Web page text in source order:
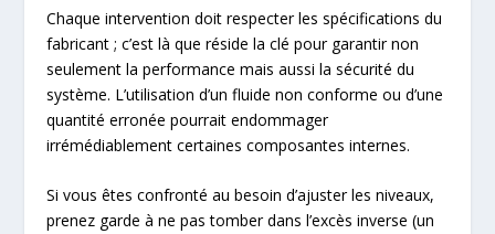
Chaque intervention doit respecter les spécifications du
fabricant ; c’est là que réside la clé pour garantir non
seulement la performance mais aussi la sécurité du
système. L’utilisation d’un fluide non conforme ou d’une
quantité erronée pourrait endommager
irrémédiablement certaines composantes internes.
Si vous êtes confronté au besoin d’ajuster les niveaux,
prenez garde à ne pas tomber dans l’excès inverse (un